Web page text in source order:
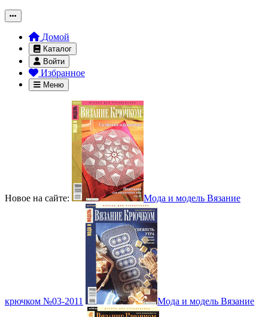
Домой
Каталог
Войти
Избранное
Меню
Новое на сайте: Мода и модель Вязание
крючком №03-2011 Мода и модель Вязание